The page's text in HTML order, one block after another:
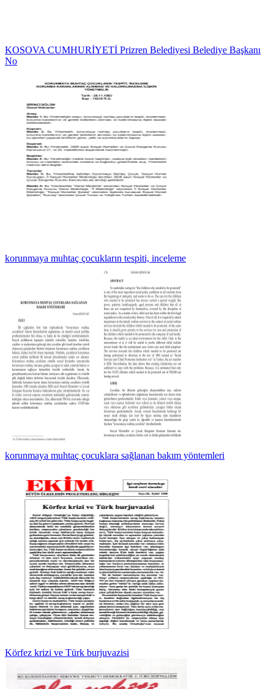
KOSOVA CUMHURİYETİ Prizren Belediyesi Belediye Başkanı
No
korunmaya muhtaç çocukların tespiti, inceleme
korunmaya muhtaç çocuklara sağlanan bakım yöntemleri
Körfez krizi ve Türk burjuvazisi